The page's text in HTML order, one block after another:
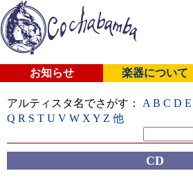
お知らせ 楽器について
アルティスタ名でさがす： A B C D E
Q R S T U V W X Y Z 他
CD